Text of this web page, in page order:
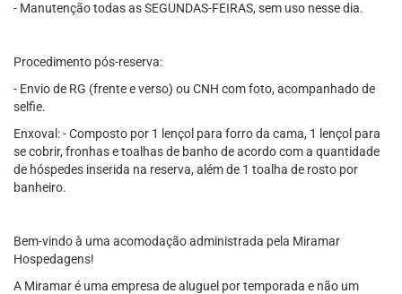
- Manutenção todas as SEGUNDAS-FEIRAS, sem uso nesse dia.
Procedimento pós-reserva:
- Envio de RG (frente e verso) ou CNH com foto, acompanhado de
selfie.
Enxoval: - Composto por 1 lençol para forro da cama, 1 lençol para
se cobrir, fronhas e toalhas de banho de acordo com a quantidade
de hóspedes inserida na reserva, além de 1 toalha de rosto por
banheiro.
Bem-vindo à uma acomodação administrada pela Miramar
Hospedagens!
A Miramar é uma empresa de aluguel por temporada e não um